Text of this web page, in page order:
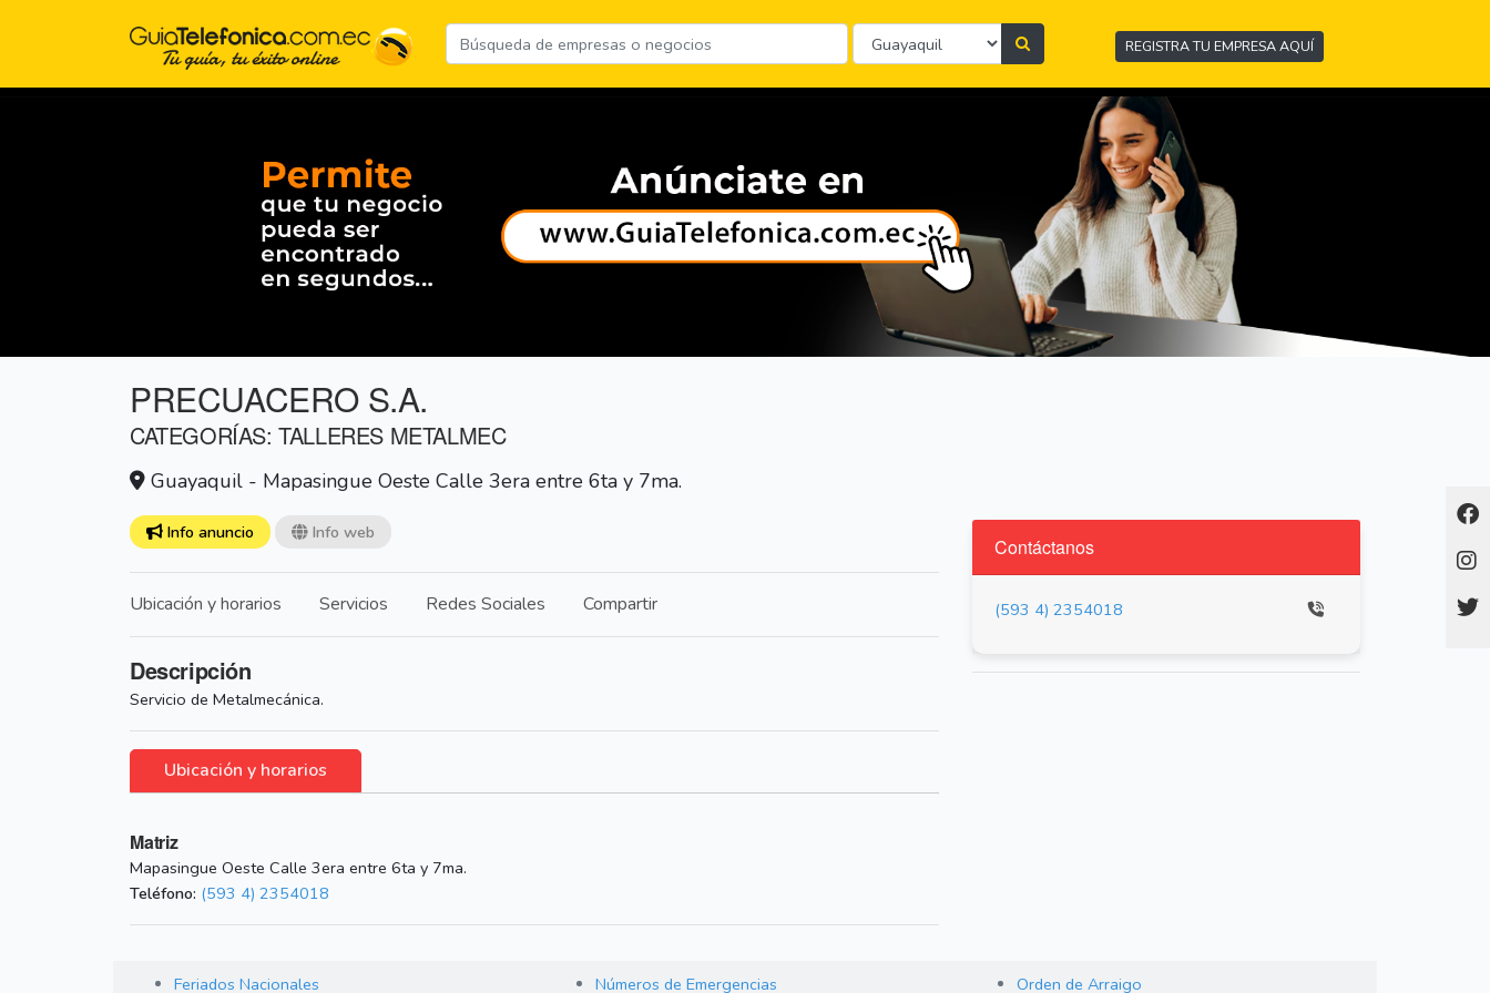
REGISTRA TU EMPRESA AQUÍ
PRECUACERO S.A.
CATEGORÍAS: TALLERES METALMEC
Guayaquil - Mapasingue Oeste Calle 3era entre 6ta y 7ma.
Info anuncio Info web
Ubicación y horarios Servicios Redes Sociales Compartir
Descripción
Servicio de Metalmecánica.
Ubicación y horarios
Matriz
Mapasingue Oeste Calle 3era entre 6ta y 7ma.
Teléfono: (593 4) 2354018
Contáctanos
(593 4) 2354018
Feriados Nacionales Números de Emergencias Orden de Arraigo